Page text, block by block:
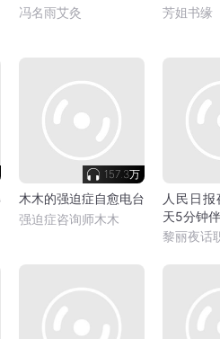
冯名雨艾灸
芳姐书缘
157.3万
木木的强迫症自愈电台
强迫症咨询师木木
人民日
天5分钟
黎丽夜话